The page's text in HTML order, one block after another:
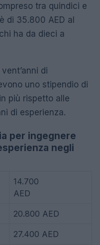
tra quindici e
di 35.800 AED al
ha da dieci a
di
uno stipendio di
più rispetto alle
di esperienza.
per ingegnere
negli
14.700
AED
20.800 AED
27.400 AED